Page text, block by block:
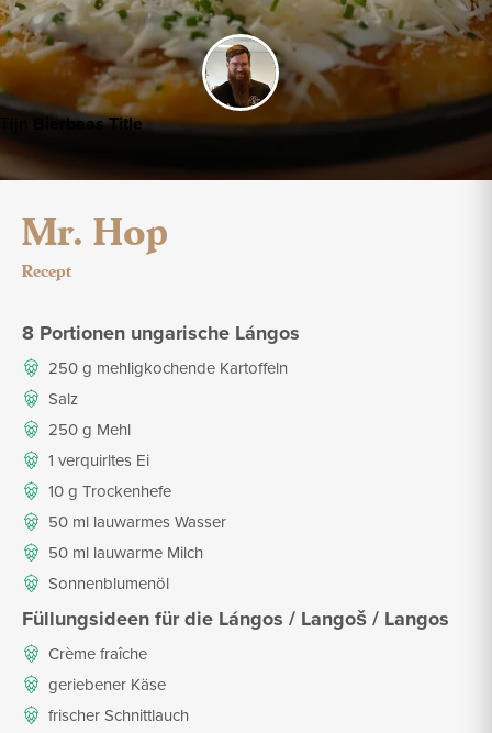
Bierbaas Title
Mr. Hop
Recept
8 Portionen ungarische Lángos
250 g mehligkochende Kartoffeln
Salz
250 g Mehl
1 verquirltes Ei
10 g Trockenhefe
50 ml lauwarmes Wasser
50 ml lauwarme Milch
Sonnenblumenöl
Füllungsideen für die Lángos / Langoš / Langos
Crème fraîche
geriebener Käse
frischer Schnittlauch